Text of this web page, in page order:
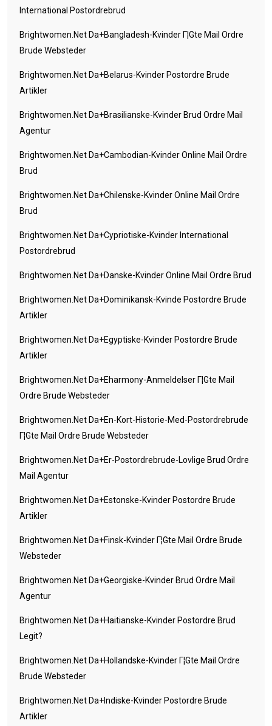
International Postordrebrud
Brightwomen.net Da+bangladesh-Kvinder Г¦gte Mail Ordre
Brude Websteder
Brightwomen.net Da+belarus-Kvinder Postordre Brude
Artikler
Brightwomen.net Da+brasilianske-Kvinder Brud Ordre Mail
Agentur
Brightwomen.net Da+cambodian-Kvinder Online Mail Ordre
Brud
Brightwomen.net Da+chilenske-Kvinder Online Mail Ordre
Brud
Brightwomen.net Da+cypriotiske-Kvinder International
Postordrebrud
Brightwomen.net Da+danske-Kvinder Online Mail Ordre Brud
Brightwomen.net Da+dominikansk-Kvinde Postordre Brude
Artikler
Brightwomen.net Da+egyptiske-Kvinder Postordre Brude
Artikler
Brightwomen.net Da+eharmony-Anmeldelser Г¦gte Mail
Ordre Brude Websteder
Brightwomen.net Da+en-Kort-Historie-Med-Postordrebrude
Г¦gte Mail Ordre Brude Websteder
Brightwomen.net Da+er-Postordrebrude-Lovlige Brud Ordre
Mail Agentur
Brightwomen.net Da+estonske-Kvinder Postordre Brude
Artikler
Brightwomen.net Da+finsk-Kvinder Г¦gte Mail Ordre Brude
Websteder
Brightwomen.net Da+georgiske-Kvinder Brud Ordre Mail
Agentur
Brightwomen.net Da+haitianske-Kvinder Postordre Brud
Legit?
Brightwomen.net Da+hollandske-Kvinder Г¦gte Mail Ordre
Brude Websteder
Brightwomen.net Da+indiske-Kvinder Postordre Brude
Artikler